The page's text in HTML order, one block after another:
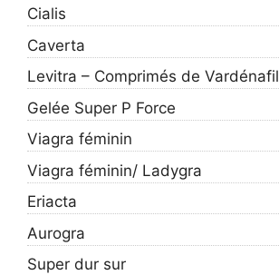
Cialis
Caverta
Levitra – Comprimés de Vardénafil
Gelée Super P Force
Viagra féminin
Viagra féminin/ Ladygra
Eriacta
Aurogra
Super dur sur